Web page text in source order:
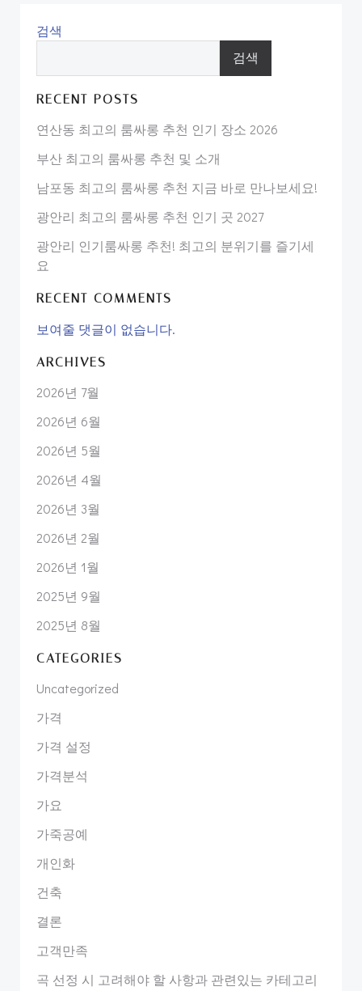
검색
검색
RECENT POSTS
연산동 최고의 룸싸롱 추천 인기 장소 2026
부산 최고의 룸싸롱 추천 및 소개
남포동 최고의 룸싸롱 추천 지금 바로 만나보세요!
광안리 최고의 룸싸롱 추천 인기 곳 2027
광안리 인기룸싸롱 추천! 최고의 분위기를 즐기세
요
RECENT COMMENTS
보여줄 댓글이 없습니다.
ARCHIVES
2026년 7월
2026년 6월
2026년 5월
2026년 4월
2026년 3월
2026년 2월
2026년 1월
2025년 9월
2025년 8월
CATEGORIES
Uncategorized
가격
가격 설정
가격분석
가요
가죽공예
개인화
건축
결론
고객만족
곡 선정 시 고려해야 할 사항과 관련있는 카테고리